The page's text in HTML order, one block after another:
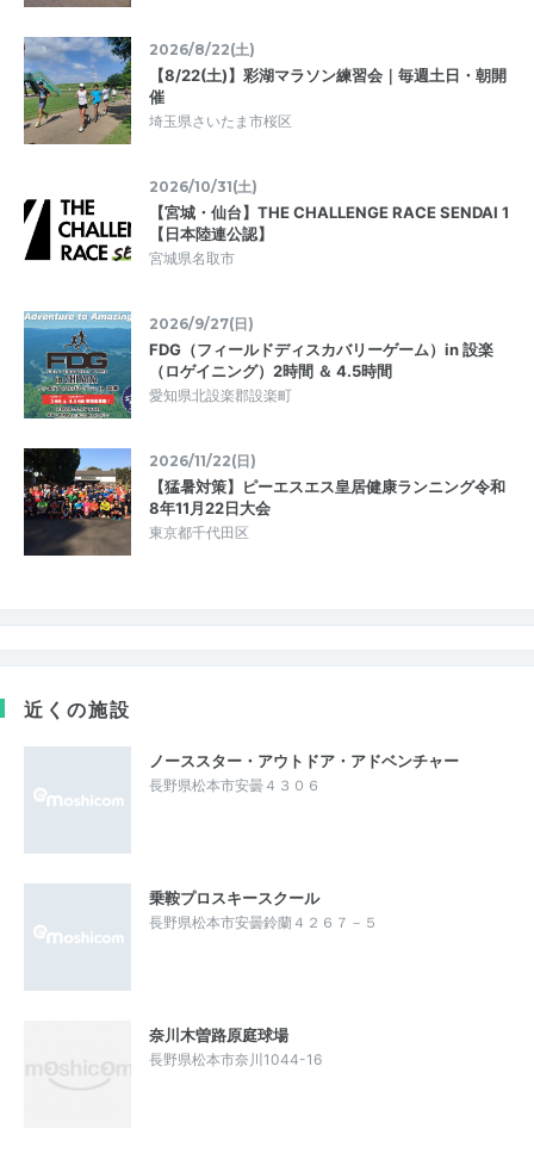
2026/8/22(土)
【8/22(土)】彩湖マラソン練習会｜毎週土日・朝開
催
埼玉県さいたま市桜区
2026/10/31(土)
【宮城・仙台】THE CHALLENGE RACE SENDAI 1
【日本陸連公認】
宮城県名取市
2026/9/27(日)
FDG（フィールドディスカバリーゲーム）in 設楽
（ロゲイニング）2時間 ＆ 4.5時間
愛知県北設楽郡設楽町
2026/11/22(日)
【猛暑対策】ピーエスエス皇居健康ランニング令和
8年11月22日大会
東京都千代田区
近くの施設
ノーススター・アウトドア・アドベンチャー
長野県松本市安曇４３０６
乗鞍プロスキースクール
長野県松本市安曇鈴蘭４２６７－５
奈川木曽路原庭球場
長野県松本市奈川1044-16